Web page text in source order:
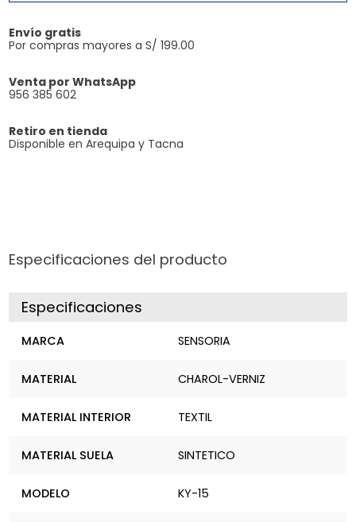
Envío gratis
Por compras mayores a S/ 199.00
Venta por WhatsApp
956 385 602
Retiro en tienda
Disponible en Arequipa y Tacna
Especificaciones del producto
Especificaciones
MARCA SENSORIA
MATERIAL CHAROL-VERNIZ
MATERIAL INTERIOR TEXTIL
MATERIAL SUELA SINTETICO
MODELO KY-15